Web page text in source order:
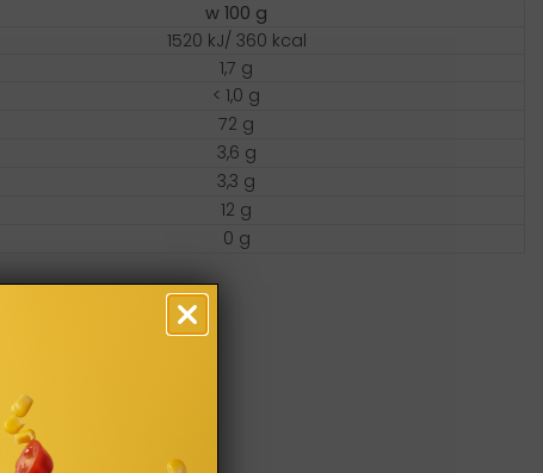
w 100 g
1520 kJ/ 360 kcal
1,7 g
< 1,0 g
72 g
3,6 g
3,3 g
12 g
0 g